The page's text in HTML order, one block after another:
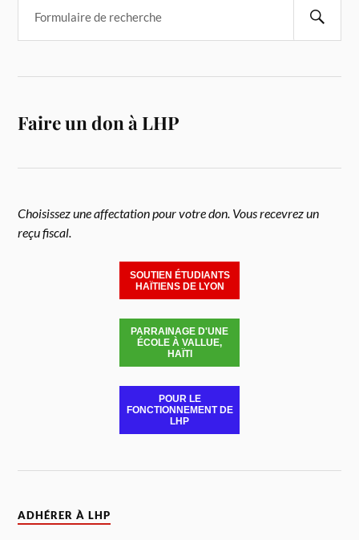
Faire un don à LHP
Choisissez une affectation pour votre don. Vous recevrez un
reçu fiscal.
SOUTIEN ÉTUDIANTS
HAÏTIENS DE LYON
PARRAINAGE D'UNE
ÉCOLE À VALLUE,
HAÏTI
POUR LE
FONCTIONNEMENT DE
LHP
ADHÉRER À LHP